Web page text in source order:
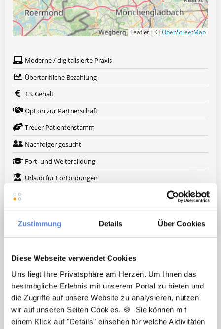
Zustimmung Details Über Cookies
Diese Webseite verwendet Cookies
Uns liegt Ihre Privatsphäre am Herzen. Um Ihnen das
bestmögliche Erlebnis mit unserem Portal zu bieten und
die Zugriffe auf unsere Website zu analysieren, nutzen
wir auf unseren Seiten Cookies. 🍪 Sie können mit
einem Klick auf "Details" einsehen für welche Aktivitäten
Leaflet | ©OpenStreetMap
Moderne / digitalisierte Praxis
Übertarifliche Bezahlung
13. Gehalt
Option zur Partnerschaft
Treuer Patientenstamm
Nachfolger gesucht
Fort- und Weiterbildung
Urlaub für Fortbildungen
Weitere attraktive Merkmale
Wunschregion:
Augsburg|Berlin|Düsseldorf| Erlangen| Hamburg| Hannover|
Heidelberg|Krefeld |Lippstadt|Mannheim|Marl|München|
Nürnberg|Ulm|Wuppertal |Würzburg|